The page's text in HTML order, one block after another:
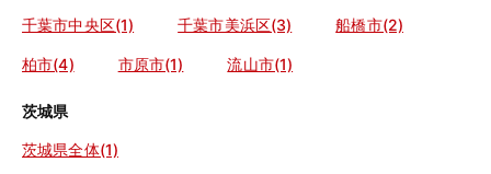
千葉市中央区(1) 千葉市美浜区(3) 船橋市(2)
柏市(4) 市原市(1) 流山市(1)
茨城県
茨城県全体(1)